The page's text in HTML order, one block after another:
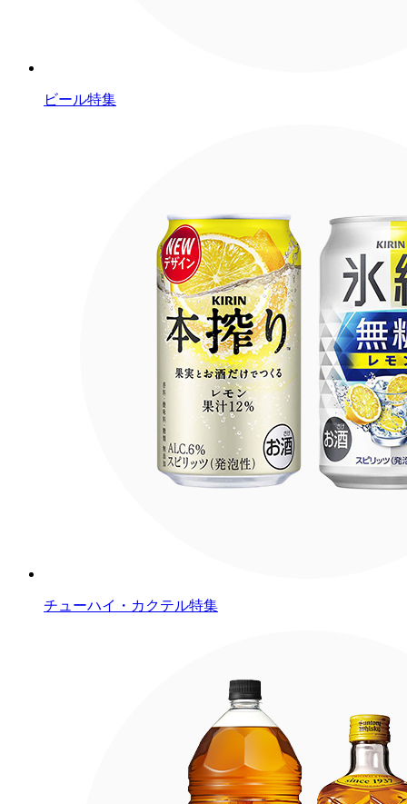
ビール特集
チューハイ・カクテル特集